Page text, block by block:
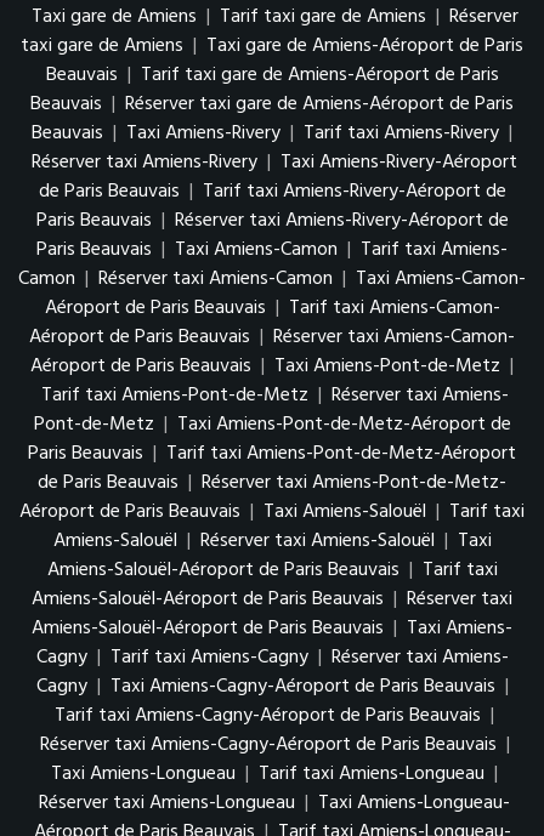
Taxi gare de Amiens | Tarif taxi gare de Amiens | Réserver
taxi gare de Amiens | Taxi gare de Amiens-Aéroport de Paris
Beauvais | Tarif taxi gare de Amiens-Aéroport de Paris
Beauvais | Réserver taxi gare de Amiens-Aéroport de Paris
Beauvais | Taxi Amiens-Rivery | Tarif taxi Amiens-Rivery |
Réserver taxi Amiens-Rivery | Taxi Amiens-Rivery-Aéroport
de Paris Beauvais | Tarif taxi Amiens-Rivery-Aéroport de
Paris Beauvais | Réserver taxi Amiens-Rivery-Aéroport de
Paris Beauvais | Taxi Amiens-Camon | Tarif taxi Amiens-
Camon | Réserver taxi Amiens-Camon | Taxi Amiens-Camon-
Aéroport de Paris Beauvais | Tarif taxi Amiens-Camon-
Aéroport de Paris Beauvais | Réserver taxi Amiens-Camon-
Aéroport de Paris Beauvais | Taxi Amiens-Pont-de-Metz |
Tarif taxi Amiens-Pont-de-Metz | Réserver taxi Amiens-
Pont-de-Metz | Taxi Amiens-Pont-de-Metz-Aéroport de
Paris Beauvais | Tarif taxi Amiens-Pont-de-Metz-Aéroport
de Paris Beauvais | Réserver taxi Amiens-Pont-de-Metz-
Aéroport de Paris Beauvais | Taxi Amiens-Salouël | Tarif taxi
Amiens-Salouël | Réserver taxi Amiens-Salouël | Taxi
Amiens-Salouël-Aéroport de Paris Beauvais | Tarif taxi
Amiens-Salouël-Aéroport de Paris Beauvais | Réserver taxi
Amiens-Salouël-Aéroport de Paris Beauvais | Taxi Amiens-
Cagny | Tarif taxi Amiens-Cagny | Réserver taxi Amiens-
Cagny | Taxi Amiens-Cagny-Aéroport de Paris Beauvais |
Tarif taxi Amiens-Cagny-Aéroport de Paris Beauvais |
Réserver taxi Amiens-Cagny-Aéroport de Paris Beauvais |
Taxi Amiens-Longueau | Tarif taxi Amiens-Longueau |
Réserver taxi Amiens-Longueau | Taxi Amiens-Longueau-